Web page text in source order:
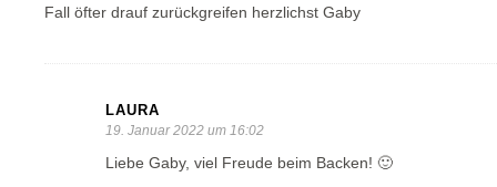
Fall öfter drauf zurückgreifen herzlichst Gaby
LAURA
19. Januar 2022 um 16:02
Liebe Gaby, viel Freude beim Backen! 🙂